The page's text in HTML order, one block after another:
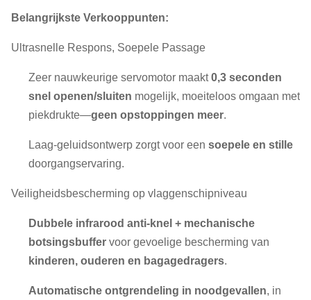
Belangrijkste Verkooppunten:
Ultrasnelle Respons, Soepele Passage
Zeer nauwkeurige servomotor maakt0,3 seconden
snel openen/sluiten mogelijk, moeiteloos omgaan met
piekdrukte—geen opstoppingen meer.
Laag-geluidsontwerp zorgt voor een soepele en stille
doorgangservaring.
Veiligheidsbescherming op vlaggenschipniveau
Dubbele infrarood anti-knel + mechanische
botsingsbuffer voor gevoelige bescherming van
kinderen, ouderen en bagagedragers.
Automatische ontgrendeling in noodgevallen, in